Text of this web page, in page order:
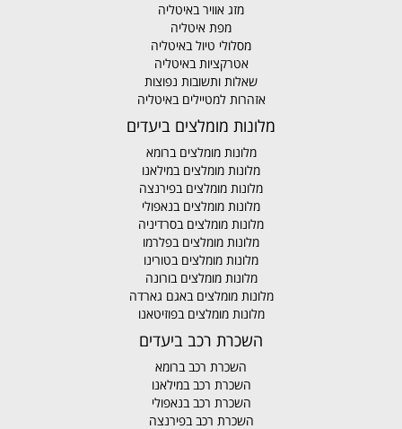
מזג אוויר באיטליה
מפת איטליה
מסלולי טיול באיטליה
אטרקציות באיטליה
שאלות ותשובות נפוצות
אזהרות למטיילים באיטליה
מלונות מומלצים ביעדים
מלונות מומלצים ברומא
מלונות מומלצים במילאנו
מלונות מומלצים בפירנצה
מלונות מומלצים בנאפולי
מלונות מומלצים בסרדיניה
מלונות מומלצים בפלרמו
מלונות מומלצים בטורינו
מלונות מומלצים בורונה
מלונות מומלצים באגם גארדה
מלונות מומלצים בפוזיטאנו
השכרת רכב ביעדים
השכרת רכב ברומא
השכרת רכב במילאנו
השכרת רכב בנאפולי
השכרת רכב בפירנצה